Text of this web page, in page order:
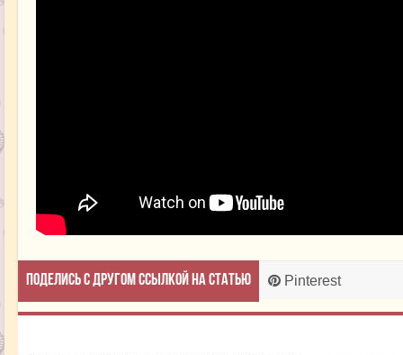
Поделись с другом ссылкой на статью Pinterest